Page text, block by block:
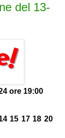
del 13-
ore 19:00
15 17 18 20